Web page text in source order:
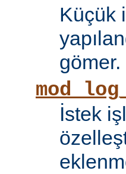
Küçük
gömer.
İstek